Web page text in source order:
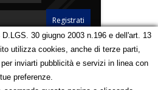
Speciali Eventi Foto Carnevale
Contatti
Mappa
30 giugno 2003 n.196 e dell'art. 13
utilizza cookies, anche di terze parti,
inviarti pubblicità e servizi in linea con
preferenze.